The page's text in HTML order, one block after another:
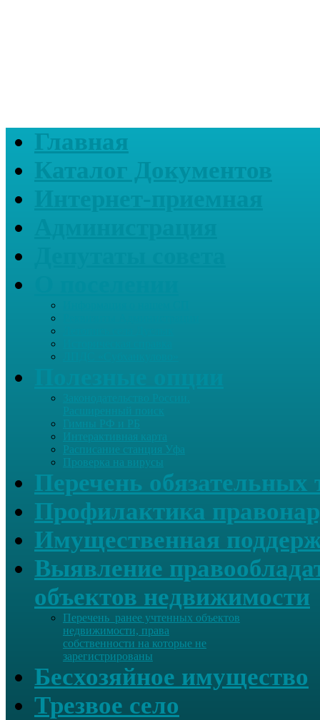
Главная
Каталог Документов
Интерактивная карта
Расписание станция Уфа
Проверка на вирусы
Перечень обязательных
Профилактика
Имущественная
Выявление
объектов недвижимости
Перечень ранее учтенных объектов
недвижимости, права
собственности на которые не
зарегистрированы
Бесхозяйное имущество
Трезвое село